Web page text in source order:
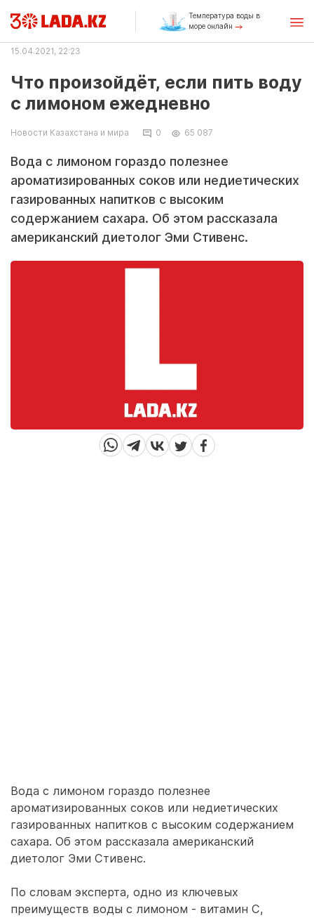
Температура воды в
море онлайн
15.04.2021, 22:23
Что произойдёт, если пить воду
с лимоном ежедневно
Новости Казахстана и мира 0 65 087
Вода с лимоном гораздо полезнее
ароматизированных соков или недиетических
газированных напитков с высоким
содержанием сахара. Об этом рассказала
американский диетолог Эми Стивенс.
Вода с лимоном гораздо полезнее
ароматизированных соков или недиетических
газированных напитков с высоким содержанием
сахара. Об этом рассказала американский
диетолог Эми Стивенс.
По словам эксперта, одно из ключевых
преимуществ воды с лимоном - витамин C,